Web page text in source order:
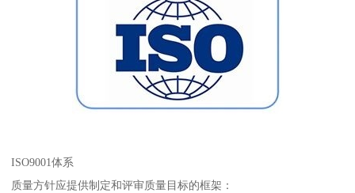
ISO9001体系
质量方针应提供制定和评审质量目标的框架：